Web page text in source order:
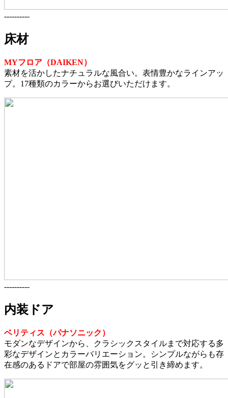
----------
床材
MYフロア（DAIKEN）
素材を活かしたナチュラルな風合い。表情豊かなラインアッ
プ。17種類のカラーからお選びいただけます。
----------
内装ドア
ベリティス（パナソニック）
モダンなデザインから、クラシックスタイルまで対応する多
彩なデザインとカラーバリエーション。シンプルながらも存
在感のあるドアで部屋の雰囲気をグッと引き締めます。